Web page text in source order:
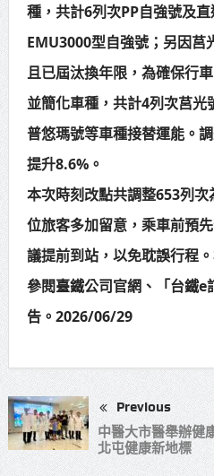
種，共計6列次PP自強號及
EMU3000型自強號；另因莒
且已屆汰換年限，為確保行
並簡化車種，共計4列次莒
普悠瑪號等車種接替運能。
提升8.6%。
本次時刻改點共調整653列
位旅客多加留意，乘車前預
議提前到站，以免耽誤行程
參閱臺鐵公司官網、「台鐵e
告。2026/06/29
Previous
中醫大市醫舉辦健
北屯健康新地標